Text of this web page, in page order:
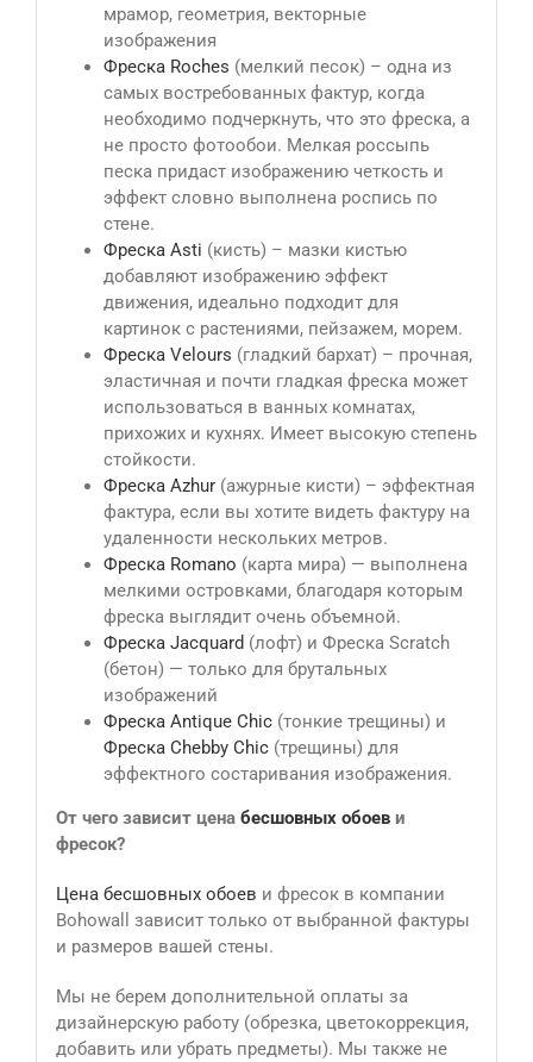
мрамор, геометрия, векторные
изображения
Фреска Roches (мелкий песок) – одна из
самых востребованных фактур, когда
необходимо подчеркнуть, что это фреска, а
не просто фотообои. Мелкая россыпь
песка придаст изображению четкость и
эффект словно выполнена роспись по
стене.
Фреска Asti (кисть) – мазки кистью
добавляют изображению эффект
движения, идеально подходит для
картинок с растениями, пейзажем, морем.
Фреска Velours (гладкий бархат) – прочная,
эластичная и почти гладкая фреска может
использоваться в ванных комнатах,
прихожих и кухнях. Имеет высокую степень
стойкости.
Фреска Azhur(ажурные кисти) – эффектная
фактура, если вы хотите видеть фактуру на
удаленности нескольких метров.
Фреска Romano (карта мира) — выполнена
мелкими островками, благодаря которым
фреска выглядит очень объемной.
Фреска Jacquard (лофт) и Фреска Scratch
(бетон) — только для брутальных
изображений
Фреска Antique Сhic(тонкие трещины) и
Фреска Chebby Chic(трещины) для
эффектного состаривания изображения.
От чего зависит цена бесшовных обоеви
фресок?
Цена бесшовных обоев и фресок в компании
Bohowall зависит только от выбранной фактуры
и размеров вашей стены.
Мы не берем дополнительной оплаты за
дизайнерскую работу (обрезка, цветокоррекция,
добавить или убрать предметы). Мы также не